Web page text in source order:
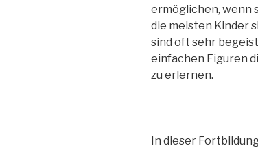
ermöglichen, wenn
die meisten Kinder
sind oft sehr
einfachen Figuren
zu erlernen.
In dieser